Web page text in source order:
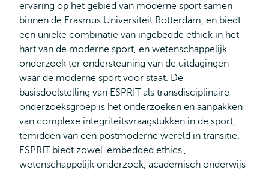
ervaring op het gebied van moderne sport samen
binnen de Erasmus Universiteit Rotterdam, en biedt
een unieke combinatie van ingebedde ethiek in het
hart van de moderne sport, en wetenschappelijk
onderzoek ter ondersteuning van de uitdagingen
waar de moderne sport voor staat. De
basisdoelstelling van ESPRIT als transdisciplinaire
onderzoeksgroep is het onderzoeken en aanpakken
van complexe integriteitsvraagstukken in de sport,
temidden van een postmoderne wereld in transitie.
ESPRIT biedt zowel 'embedded ethics',
wetenschappelijk onderzoek, academisch onderwijs